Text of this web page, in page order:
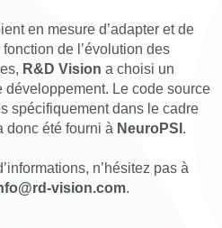
en mesure d’adapter et de
de l’évolution des
R&D Vision a choisi un
Le code source
spécifiquement dans le cadre
donc été fourni à NeuroPSI .
n’hésitez pas à
vision.com.